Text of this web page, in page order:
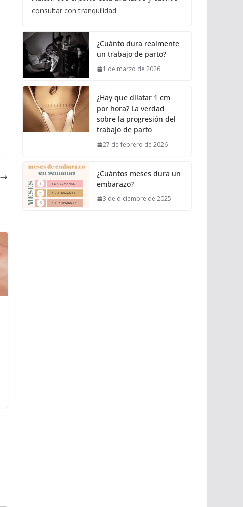
consultar con tranquilidad.
¿Cuánto dura realmente
un trabajo de parto?
1 de marzo de 2026
¿Hay que dilatar 1 cm
por hora? La verdad
sobre la progresión del
trabajo de parto
27 de febrero de 2026
¿Cuántos meses dura un
embarazo?
3 de diciembre de 2025